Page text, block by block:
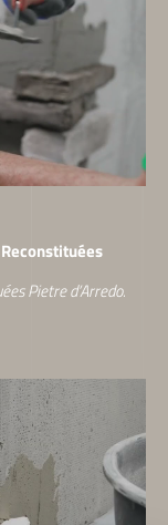
Pietre d’Arredo.